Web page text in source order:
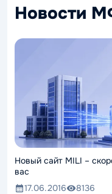
Новости
Новый сайт MILI –
вас
17.06.2016
8136